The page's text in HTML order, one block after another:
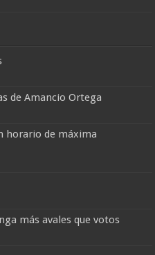
de Amancio Ortega
horario de máxima
más avales que votos